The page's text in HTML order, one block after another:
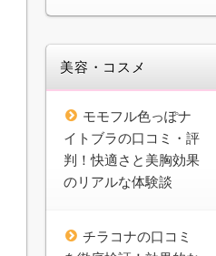
美容・コスメ
モモフル色っぽナ
イトブラの口コミ・評
判！快適さと美胸効果
のリアルな体験談
チラコナの口コミ